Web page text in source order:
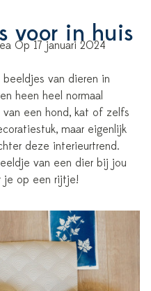
voor in huis
Op 17 januari 2024
van dieren in
heen heel normaal
een hond, kat of zelfs
maar eigenlijk
deze interieurtrend.
van een dier bij jou
je op een rijtje!